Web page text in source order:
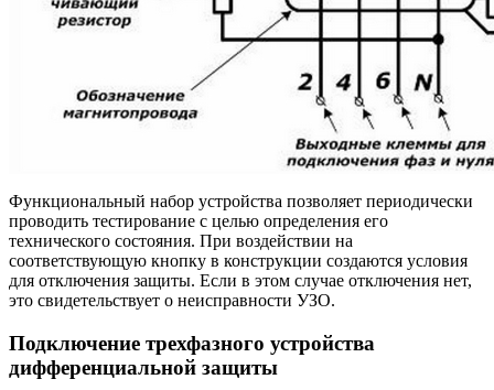
Функциональный набор устройства позволяет периодически
проводить тестирование с целью определения его
технического состояния. При воздействии на
соответствующую кнопку в конструкции создаются условия
для отключения защиты. Если в этом случае отключения нет,
это свидетельствует о неисправности УЗО.
Подключение трехфазного устройства
дифференциальной защиты